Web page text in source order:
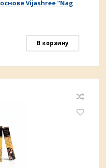
Vijashree "Nag
В корзину